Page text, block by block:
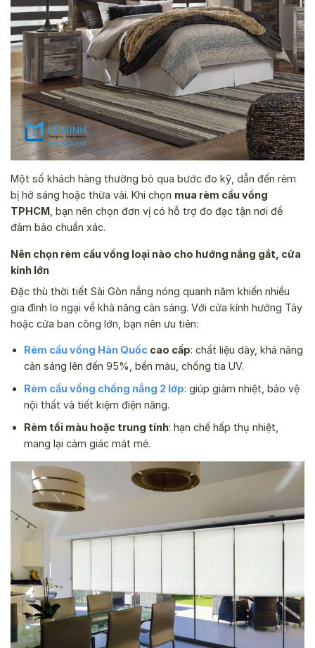
Một số khách hàng thường bỏ qua bước đo kỹ, dẫn đến rèm
bị hở sáng hoặc thừa vải. Khi chọn mua rèm cầu vồng
TPHCM , bạn nên chọn đơn vị có hỗ trợ đo đạc tận nơi để
đảm bảo chuẩn xác.
Nên chọn rèm cầu vồng loại nào cho hướng nắng gắt, cửa
kính lớn
Đặc thù thời tiết Sài Gòn nắng nóng quanh năm khiến nhiều
gia đình lo ngại về khả năng cản sáng. Với cửa kính hướng Tây
hoặc cửa ban công lớn, bạn nên ưu tiên:
Rèm cầu vồng Hàn Quốccao cấp: chất liệu dày, khả năng
cản sáng lên đến 95%, bền màu, chống tia UV.
Rèm cầu vồng chống nắng 2 lớp: giúp giảm nhiệt, bảo vệ
nội thất và tiết kiệm điện năng.
Rèm tối màu hoặc trung tính: hạn chế hấp thụ nhiệt,
mang lại cảm giác mát mẻ.